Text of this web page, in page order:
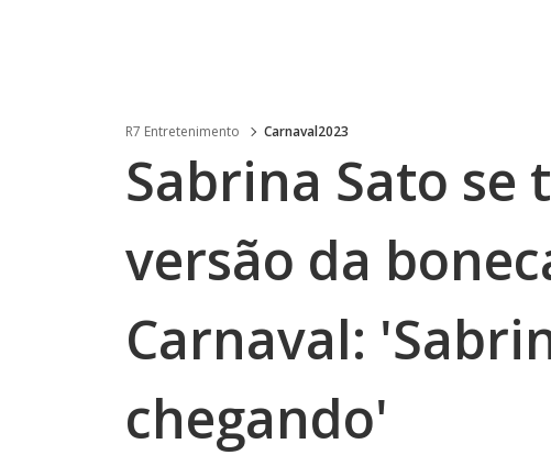
R7 Entretenimento Carnaval2023
Sabrina Sato
versão da
Carnaval:
chegando'